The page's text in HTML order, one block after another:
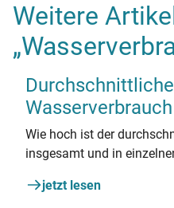
Weitere
Wasserverbrauch
Wie hoch ist der
insgesamt und in
sich reduzieren?
jetzt lesen